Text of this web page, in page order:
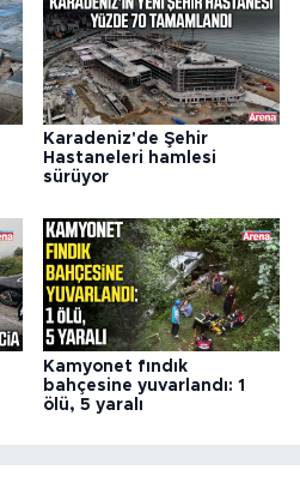
Karadeniz'de Şehir
Hastaneleri hamlesi
sürüyor
Kamyonet fındık
bahçesine yuvarlandı: 1
ölü, 5 yaralı